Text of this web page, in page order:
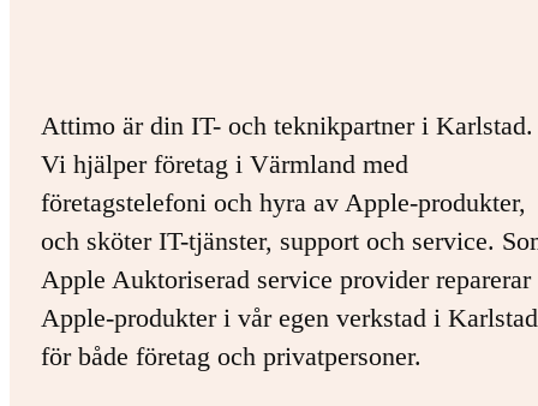
Attimo är din IT- och teknikpartner i Karlstad.
Vi hjälper företag i Värmland med
företagstelefoni och hyra av Apple-produkter,
och sköter IT-tjänster, support och service.
Apple Auktoriserad service provider
Apple-produkter i vår egen verkstad i
för både företag och privatpersoner.